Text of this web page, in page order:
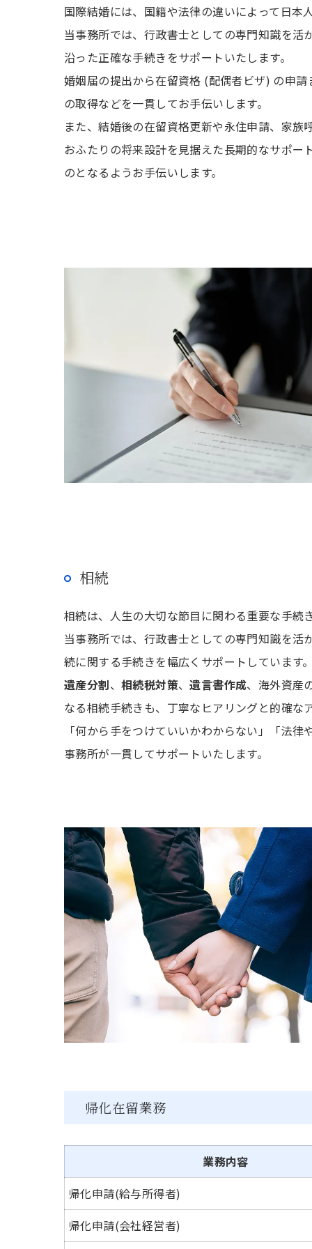
国際結婚には、国籍や法律の違いによって日本
当事務所では、行政書士としての専門知識を
沿った正確な手続きをサポートいたします。
婚姻届の提出から在留資格 (配偶者ビザ) の申
の取得などを一貫してお手伝いします。
また、結婚後の在留資格更新や永住申請、家
おふたりの将来設計を見据えた長期的なサポ
のとなるようお手伝いします。
相続
相続は、人生の大切な節目に関わる重要な手続
当事務所では、行政書士としての専門知識を
続に関する手続きを幅広くサポートしています
遺産分割、相続税対策、遺言書作成、海外資産
なる相続手続きも、丁寧なヒアリングと的確な
「何から手をつけていいかわからない」「法
事務所が一貫してサポートいたします。
帰化在留業務
業務内容
帰化申請(給与所得者)
帰化申請(会社経営者)